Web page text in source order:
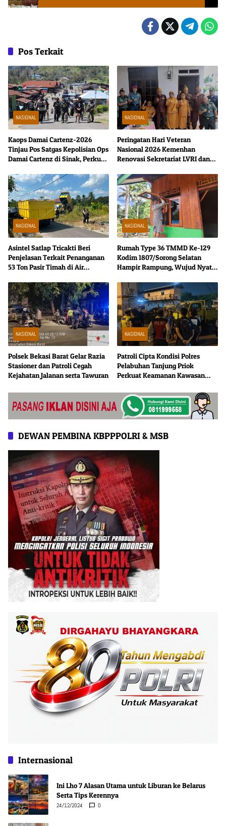
Pos Terkait
NASIONAL
Kaops Damai Cartenz-2026
Tinjau Pos Satgas Kepolisian Ops
Damai Cartenz di Sinak, Perkuat
Masyarakat
NASIONAL
Peringatan Hari Veteran
Nasional 2026 Kemenhan
Renovasi Sekretariat LVRI dan
Provinsi
NASIONAL
Asintel Satlap Tricakti Beri
Penjelasan Terkait Penanganan
53 Ton Pasir Timah di Air
NASIONAL
Rumah Type 36 TMMD Ke-129
Kodim 1807/Sorong Selatan
Hampir Rampung, Wujud Nyata
Kesejahteraan Warga
NASIONAL
Polsek Bekasi Barat Gelar Razia
Stasioner dan Patroli Cegah
Kejahatan Jalanan serta Tawuran
NASIONAL
Patroli Cipta Kondisi Polres
Pelabuhan Tanjung Priok
Perkuat Keamanan Kawasan
Aman dan Kondusif
DEWAN PEMBINA KBPPPOLRI & MSB
Internasional
Ini Lho 7 Alasan Utama untuk Liburan ke Belarus
Serta Tips Kerennya
24/12/2024 0